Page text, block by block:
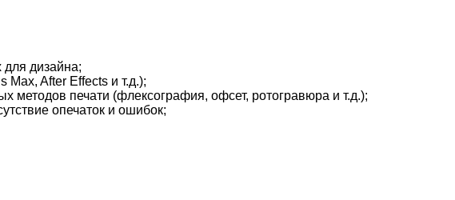
дизайна;
After Effects и т.д.);
методов печати (флексография, офсет, ротогравюра и т.д.);
опечаток и ошибок;